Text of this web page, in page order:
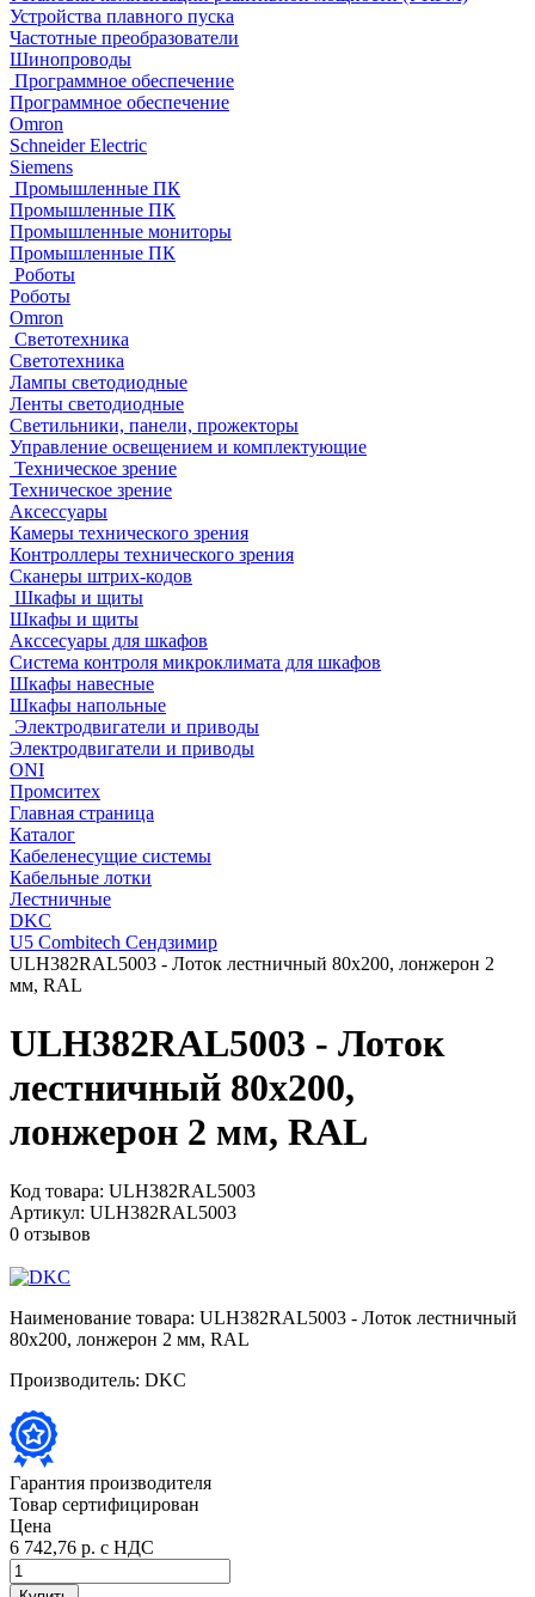
Устройства плавного пуска
Частотные преобразователи
Шинопроводы
Программное обеспечение
Программное обеспечение
Omron
Schneider Electric
Siemens
Промышленные ПК
Промышленные ПК
Промышленные мониторы
Промышленные ПК
Роботы
Роботы
Omron
Светотехника
Светотехника
Лампы светодиодные
Ленты светодиодные
Светильники, панели, прожекторы
Управление освещением и комплектующие
Техническое зрение
Техническое зрение
Аксессуары
Камеры технического зрения
Контроллеры технического зрения
Сканеры штрих-кодов
Шкафы и щиты
Шкафы и щиты
Акссесуары для шкафов
Система контроля микроклимата для шкафов
Шкафы навесные
Шкафы напольные
Электродвигатели и приводы
Электродвигатели и приводы
ONI
Промситех
Главная страница
Каталог
Кабеленесущие системы
Кабельные лотки
Лестничные
DKC
U5 Combitech Сендзимир
ULH382RAL5003 - Лоток лестничный 80х200, лонжерон 2
мм, RAL
ULH382RAL5003 - Лоток
лестничный 80х200,
лонжерон 2 мм, RAL
Код товара: ULH382RAL5003
Артикул: ULH382RAL5003
0 отзывов
Наименование товара: ULH382RAL5003 - Лоток лестничный
80х200, лонжерон 2 мм, RAL
Производитель: DKC
Гарантия производителя
Товар сертифицирован
Цена
6 742,76 р. с НДС